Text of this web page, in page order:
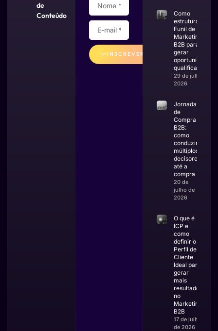
de
Conteúdo
INSCREVER
Como
estruturar um
Funil de
Marketing
B2B para
gerar
oportunidades
qualificadas
29 de julho de
2026
Jornada
de
Compra
B2B:
como
conduzir
múltiplos
decisores
até a
compra
20 de
julho de
2026
O que é
ICP e
como
definir o
Perfil de
Cliente
Ideal para
gerar
mais
resultados
no
Marketing
B2B
17 de julho
de 2026